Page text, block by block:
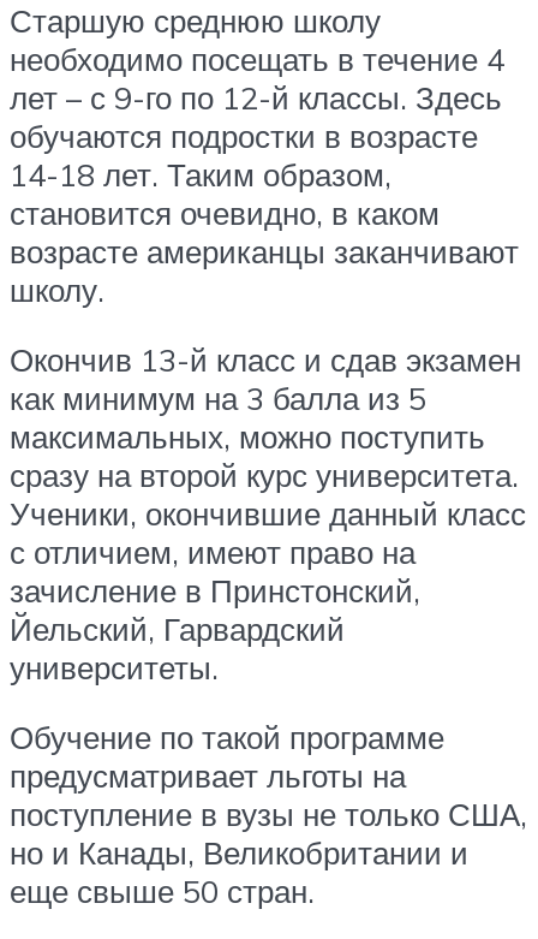
Старшую среднюю школу
необходимо посещать в течение 4
лет – с 9-го по 12-й классы. Здесь
обучаются подростки в возрасте
14-18 лет. Таким образом,
становится очевидно, в каком
возрасте американцы заканчивают
школу.
Окончив 13-й класс и сдав экзамен
как минимум на 3 балла из 5
максимальных, можно поступить
сразу на второй курс университета.
Ученики, окончившие данный класс
с отличием, имеют право на
зачисление в Принстонский,
Йельский, Гарвардский
университеты.
Обучение по такой программе
предусматривает льготы на
поступление в вузы не только США,
но и Канады, Великобритании и
еще свыше 50 стран.